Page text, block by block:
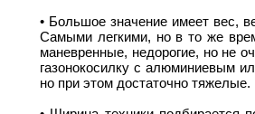
• Большое значение имеет вес,
Самыми легкими, но в то же
маневренные, недорогие, но не
газонокосилку с алюминиевым
но при этом достаточно тяжелые.